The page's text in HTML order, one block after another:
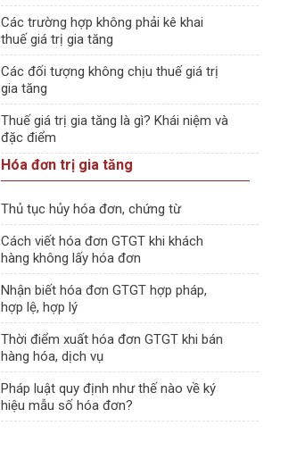
Các trường hợp không phải kê khai
thuế giá trị gia tăng
Các đối tượng không chịu thuế giá trị
gia tăng
Thuế giá trị gia tăng là gì? Khái niệm và
đặc điểm
Hóa đơn trị gia tăng
Thủ tục hủy hóa đơn, chứng từ
Cách viết hóa đơn GTGT khi khách
hàng không lấy hóa đơn
Nhận biết hóa đơn GTGT hợp pháp,
hợp lệ, hợp lý
Thời điểm xuất hóa đơn GTGT khi bán
hàng hóa, dịch vụ
Pháp luật quy định như thế nào về ký
hiệu mẫu số hóa đơn?